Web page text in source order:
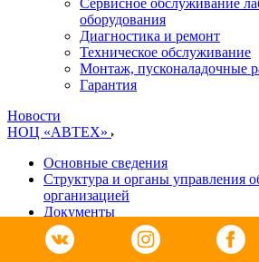
Сервисное обслуживание
оборудования
Диагностика и ремонт
Техническое обслуживание
Монтаж, пусконаладочные
Гарантия
Новости
НОЦ «АВТЕХ»
Основные сведения
Структура и органы управления
организацией
Документы
Образование
Руководство. Педагогический